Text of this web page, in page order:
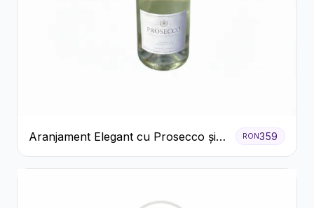
Aranjament Elegant cu Prosecco și
Flori Galbene.
RON359